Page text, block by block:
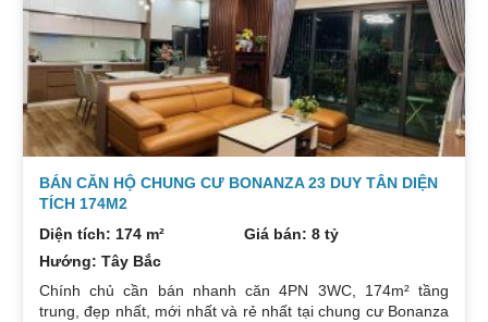
đẹp. Liên hệ : 0832133366
BÁN CĂN HỘ CHUNG CƯ BONANZA 23 DUY TÂN DIỆN
TÍCH 174M2
Diện tích: 174 m²
Giá bán: 8 tỷ
Hướng: Tây Bắc
Chính chủ cần bán nhanh căn 4PN 3WC, 174m² tầng
trung, đẹp nhất, mới nhất và rẻ nhất tại chung cư Bonanza